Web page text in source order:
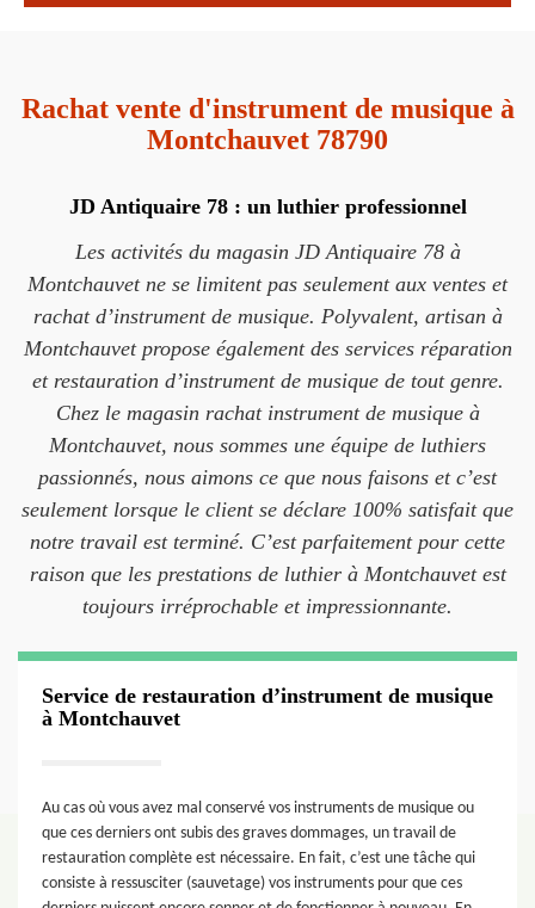
Rachat vente d'instrument de musique à
Montchauvet 78790
JD Antiquaire 78 : un luthier professionnel
Les activités du magasin JD Antiquaire 78 à
Montchauvet ne se limitent pas seulement aux ventes et
rachat d’instrument de musique. Polyvalent, artisan à
Montchauvet propose également des services réparation
et restauration d’instrument de musique de tout genre.
Chez le magasin rachat instrument de musique à
Montchauvet, nous sommes une équipe de luthiers
passionnés, nous aimons ce que nous faisons et c’est
seulement lorsque le client se déclare 100% satisfait que
notre travail est terminé. C’est parfaitement pour cette
raison que les prestations de luthier à Montchauvet est
toujours irréprochable et impressionnante.
Service de restauration d’instrument de musique
à Montchauvet
Au cas où vous avez mal conservé vos instruments de musique ou
que ces derniers ont subis des graves dommages, un travail de
restauration complète est nécessaire. En fait, c’est une tâche qui
consiste à ressusciter (sauvetage) vos instruments pour que ces